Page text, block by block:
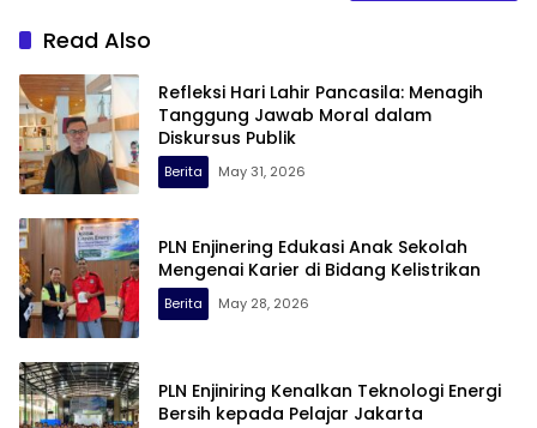
Read Also
Refleksi Hari Lahir Pancasila: Menagih
Tanggung Jawab Moral dalam
Diskursus Publik
Berita May 31, 2026
PLN Enjinering Edukasi Anak Sekolah
Mengenai Karier di Bidang Kelistrikan
Berita May 28, 2026
PLN Enjiniring Kenalkan Teknologi Energi
Bersih kepada Pelajar Jakarta